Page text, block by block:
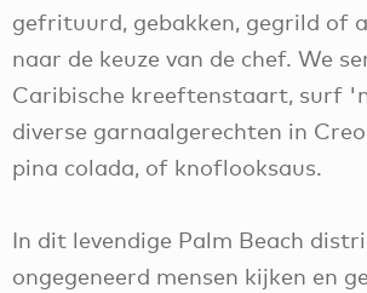
gefrituurd, gebakken, gegrild of
naar de keuze van de chef. We
Caribische kreeftenstaart, surf
diverse garnaalgerechten in
pina colada, of knoflooksaus.
In dit levendige Palm Beach
ongegeneerd mensen kijken en